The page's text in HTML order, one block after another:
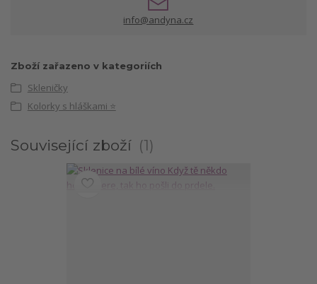
info@andyna.cz
Zboží zařazeno v kategoriích
Skleničky
Kolorky s hláškami ⭐
Související zboží 1